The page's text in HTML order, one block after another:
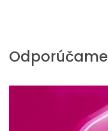
Odporúčame